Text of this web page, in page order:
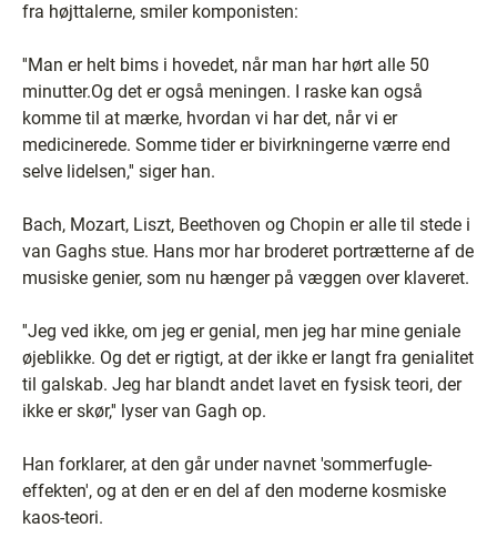
fra højttalerne, smiler komponisten:
''Man er helt bims i hovedet, når man har hørt alle 50
minutter.Og det er også meningen. I raske kan også
komme til at mærke, hvordan vi har det, når vi er
medicinerede. Somme tider er bivirkningerne værre end
selve lidelsen,'' siger han.
Bach, Mozart, Liszt, Beethoven og Chopin er alle til stede i
van Gaghs stue. Hans mor har broderet portrætterne af de
musiske genier, som nu hænger på væggen over klaveret.
''Jeg ved ikke, om jeg er genial, men jeg har mine geniale
øjeblikke. Og det er rigtigt, at der ikke er langt fra genialitet
til galskab. Jeg har blandt andet lavet en fysisk teori, der
ikke er skør,'' lyser van Gagh op.
Han forklarer, at den går under navnet 'sommerfugle-
effekten', og at den er en del af den moderne kosmiske
kaos-teori.